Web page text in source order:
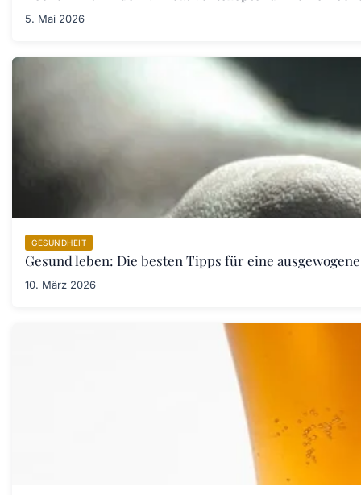
5. Mai 2026
GESUNDHEIT
Gesund leben: Die besten Tipps für eine
10. März 2026